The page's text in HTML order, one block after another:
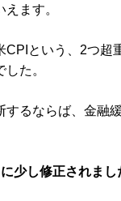
ます。
という、2つ超
た。
るならば、金融
少し修正されまし